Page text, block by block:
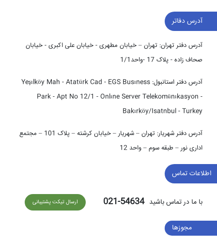
آدرس دفاتر
آدرس دفتر تهران: تهران – خیابان مطهری - خیابان علی اکبری - خیابان
صحاف زاده - پلاک 17 -واحد1/1
آدرس دفتر استانبول: Yeşılköy Mah - Atatürk Cad - EGS Busıness
Park - Apt No 12/1 - Onlıne Server Telekomünıkasyon -
Bakırköy/Isatnbul - Turkey
آدرس دفتر شهریار:
تهران – شهریار – خیابان کرشته – پلاک 101 – مجتمع
اداری نور – طبقه سوم – واحد 12
اطلاعات تماس
ارسال تیکت پشتیبانی با ما در تماس باشید 54634-021
مجوزها